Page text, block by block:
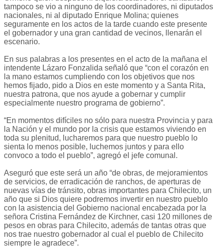
tampoco se vio a ninguno de los coordinadores, ni diputados
nacionales, ni al diputado Enrique Molina; quienes
seguramente en los actos de la tarde cuando este presente
el gobernador y una gran cantidad de vecinos, llenarán el
escenario.
En sus palabras a los presentes en el acto de la mañana el
intendente Lázaro Fonzalida señaló que “con el corazón en
la mano estamos cumpliendo con los objetivos que nos
hemos fijado, pido a Dios en este momento y a Santa Rita,
nuestra patrona, que nos ayude a gobernar y cumplir
especialmente nuestro programa de gobierno”.
“En momentos difíciles no sólo para nuestra Provincia y para
la Nación y el mundo por la crisis que estamos viviendo en
toda su plenitud, lucharemos para que nuestro pueblo lo
sienta lo menos posible, luchemos juntos y para ello
convoco a todo el pueblo”, agregó el jefe comunal.
Aseguró que este será un año “de obras, de mejoramientos
de servicios, de erradicación de ranchos, de aperturas de
nuevas vías de tránsito, obras importantes para Chilecito, un
año que si Dios quiere podremos invertir en nuestro pueblo
con la asistencia del Gobierno nacional encabezada por la
señora Cristina Fernández de Kirchner, casi 120 millones de
pesos en obras para Chilecito, además de tantas otras que
nos trae nuestro gobernador al cual el pueblo de Chilecito
siempre le agradece”.